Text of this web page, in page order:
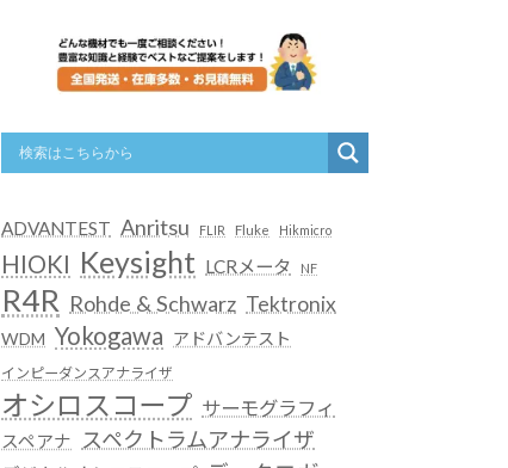
ADVANTEST Anritsu FLIR Fluke Hikmicro
HIOKI Keysight LCRメータ NF
R4R Rohde & Schwarz Tektronix
WDM Yokogawa アドバンテスト
インピーダンスアナライザ
オシロスコープ サーモグラフィ
スペアナ スペクトラムアナライザ